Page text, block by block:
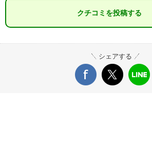
クチコミを投稿する
シェアする